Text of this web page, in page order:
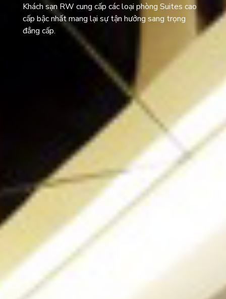
Khách sạn RW cung cấp các loại phòng Suites cao
cấp bậc nhất mang lại sự tận hưởng sang trọng
đẳng cấp.